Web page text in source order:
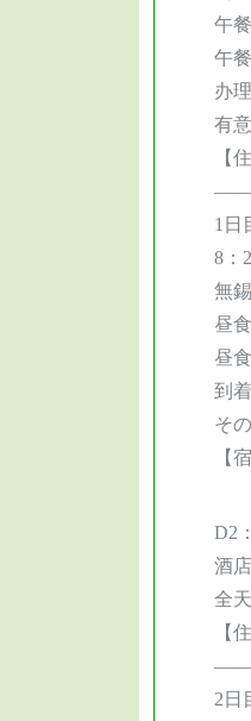
午
午
办
有
【
1日
8：
無
昼
昼
到
そ
【
D2：
酒
全
【
2日